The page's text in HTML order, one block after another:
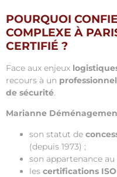
POURQUOI
COMPLEXE À
CERTIFIÉ ?
Face aux enjeux
recours à un
de sécurité.
Marianne
son statut de
(depuis 1973) ;
son appartenance au
les certifications ISO